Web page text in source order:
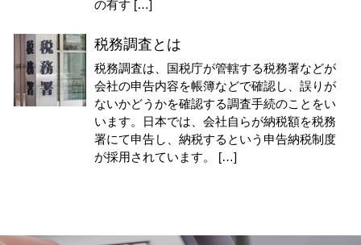
の有す […]
税務調査とは
税務調査は、国税庁が管轄する税務署などが
会社の申告内容を帳簿などで確認し、誤りが
ないかどうかを確認する調査手続のことをい
います。日本では、会社自らが納税額を税務
署にて申告し、納税するという申告納税制度
が採用されています。 […]